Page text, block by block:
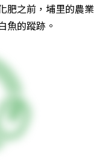
肥之前，埔里的農業
魚的蹤跡。